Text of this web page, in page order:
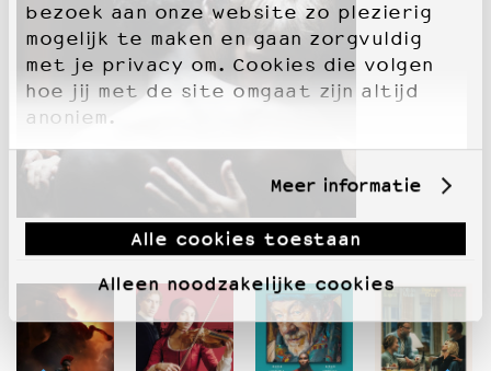
bezoek aan onze website zo plezierig
mogelijk te maken en gaan zorgvuldig
met je privacy om. Cookies die volgen
hoe jij met de site omgaat zijn altijd
anoniem.
Meer informatie
Alle cookies toestaan
Alleen noodzakelijke cookies